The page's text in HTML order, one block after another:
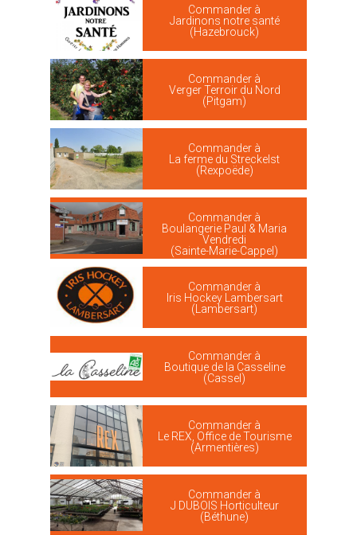
Commander à
Jardinons notre santé
(Hazebrouck)
Commander à
Verger Terroir du Nord
(Pitgam)
Commander à
La ferme du Streckelst
(Rexpoëde)
Commander à
Boulangerie Paul & Maria
Vendredi
(Sainte-Marie-Cappel)
Commander à
Iris Hockey Lambersart
(Lambersart)
Commander à
Boutique de la Casseline
(Cassel)
Commander à
Le REX, Office de Tourisme
(Armentières)
Commander à
J DUBOIS Horticulteur
(Béthune)